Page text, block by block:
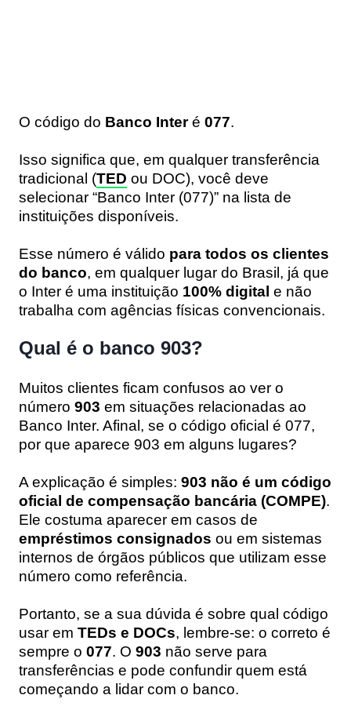
O código do Banco Interé 077.
Isso significa que, em qualquer transferência
tradicional (TED ou DOC), você deve
selecionar “Banco Inter (077)” na lista de
instituições disponíveis.
Esse número é válido para todos os clientes
do banco, em qualquer lugar do Brasil, já que
o Inter é uma instituição 100% digital e não
trabalha com agências físicas convencionais.
Qual é o banco 903?
Muitos clientes ficam confusos ao ver o
número 903 em situações relacionadas ao
Banco Inter. Afinal, se o código oficial é 077,
por que aparece 903 em alguns lugares?
A explicação é simples: 903 não é um código
oficial de compensação bancária (COMPE).
Ele costuma aparecer em casos de
empréstimos consignados ou em sistemas
internos de órgãos públicos que utilizam esse
número como referência.
Portanto, se a sua dúvida é sobre qual código
usar em TEDs e DOCs, lembre-se: o correto é
sempre o 077. O 903 não serve para
transferências e pode confundir quem está
começando a lidar com o banco.